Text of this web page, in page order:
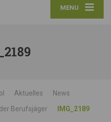
MENU
Aktuelles
News
Berufsjäger
IMG_2189